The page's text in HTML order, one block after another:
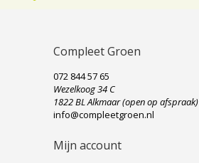
Compleet Groen
072 844 57 65
Wezelkoog 34 C
1822 BL Alkmaar (open op afspraak)
info@compleetgroen.nl
Mijn account